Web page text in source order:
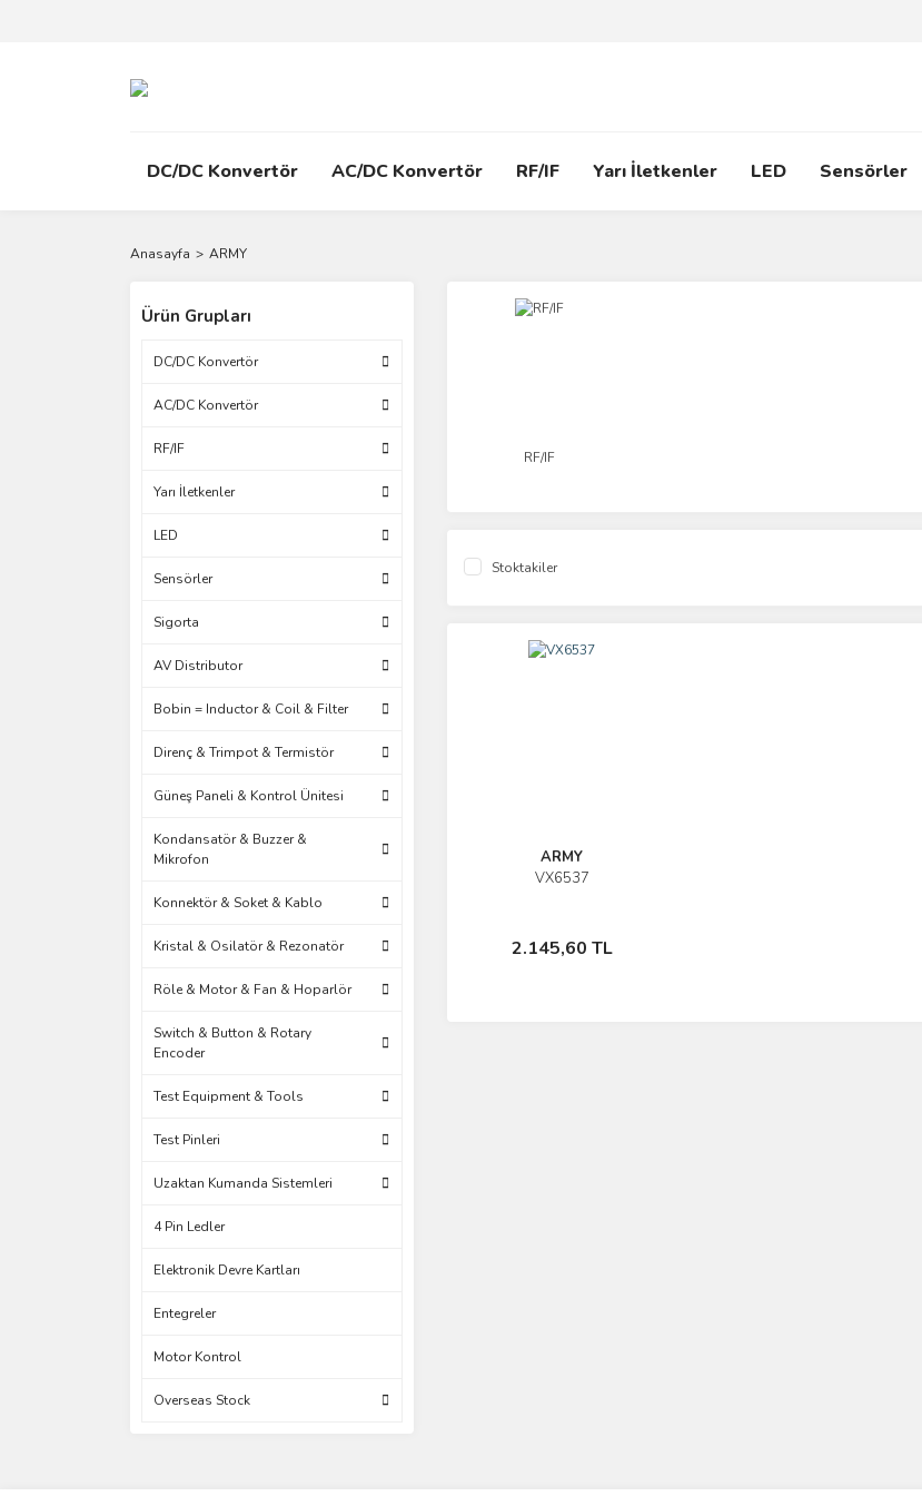
DC/DC Konvertör AC/DC Konvertör RF/IF Yarı İletkenler LED Sensörler
Anasayfa ARMY
Ürün Grupları
DC/DC Konvertör
AC/DC Konvertör
RF/IF
Yarı İletkenler
LED
Sensörler
Sigorta
AV Distributor
Bobin = Inductor & Coil & Filter
Direnç & Trimpot & Termistör
Güneş Paneli & Kontrol Ünitesi
Kondansatör & Buzzer &
Mikrofon
Konnektör & Soket & Kablo
Kristal & Osilatör & Rezonatör
Röle & Motor & Fan & Hoparlör
Switch & Button & Rotary
Encoder
Test Equipment & Tools
Test Pinleri
Uzaktan Kumanda Sistemleri
4 Pin Ledler
Elektronik Devre Kartları
Entegreler
Motor Kontrol
Overseas Stock
RF/IF
Stoktakiler
ARMY
VX6537
2.145,60 TL
İncele
Sepete Ekle